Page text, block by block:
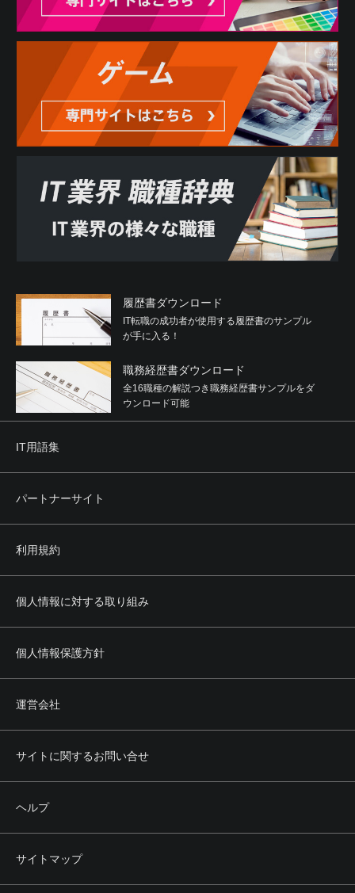
履歴書ダウンロード
IT転職の成功者が使用する履歴書のサンプル
が手に入る！
職務経歴書ダウンロード
全16職種の解説つき職務経歴書サンプルをダ
ウンロード可能
IT用語集
パートナーサイト
利用規約
個人情報に対する取り組み
個人情報保護方針
運営会社
サイトに関するお問い合せ
ヘルプ
サイトマップ